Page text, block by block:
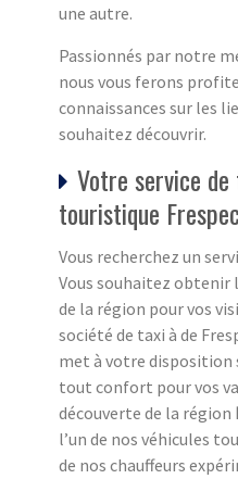
une autre.
Passionnés par notre
nous vous ferons
connaissances sur les
souhaitez découvrir.
Votre service
touristique
Vous recherchez un
Vous souhaitez obtenir
de la région pour vos
société de taxi à de
met à votre disposition
tout confort pour vos
découverte de la région
l’un de nos véhicules
de nos chauffeurs